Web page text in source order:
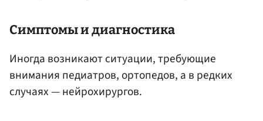
Симптомы и диагностика
Иногда возникают ситуации, требующие
внимания педиатров, ортопедов, а в редких
случаях — нейрохирургов.